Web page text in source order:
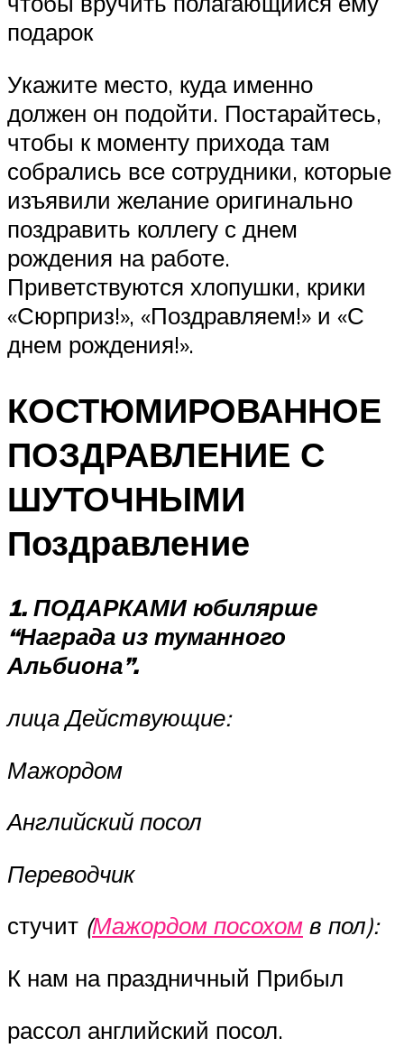
подарок
Укажите место, куда именно
должен он подойти. Постарайтесь,
чтобы к моменту прихода там
собрались все сотрудники, которые
изъявили желание оригинально
поздравить коллегу с днем
рождения на работе.
Приветствуются хлопушки, крики
«Сюрприз!», «Поздравляем!» и «С
днем рождения!».
КОСТЮМИРОВАННОЕ
ПОЗДРАВЛЕНИЕ С
ШУТОЧНЫМИ
Поздравление
1. ПОДАРКАМИ юбилярше
“Награда из туманного
Альбиона”.
лица Действующие:
Мажордом
Английский посол
Переводчик
стучит (Мажордом посохом в пол):
К нам на праздничный Прибыл
рассол английский посол.